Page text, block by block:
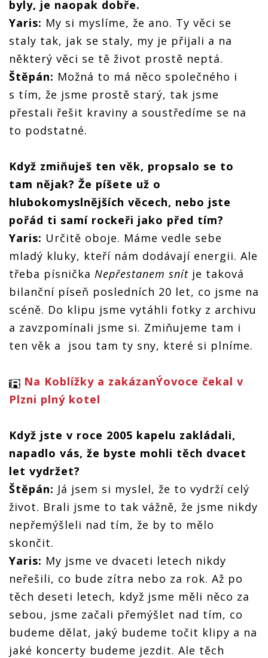
byly, je naopak dobře.
Yaris: My si myslíme, že ano. Ty věci se
staly tak, jak se staly, my je přijali a na
některý věci se tě život prostě neptá.
Štěpán: Možná to má něco společného i
s tím, že jsme prostě starý, tak jsme
přestali řešit kraviny a soustředíme se na
to podstatné.
Když zmiňuješ ten věk, propsalo se to
tam nějak? Že píšete už o
hlubokomyslnějších věcech, nebo jste
pořád ti samí rockeři jako před tím?
Yaris: Určitě oboje. Máme vedle sebe
mladý kluky, kteří nám dodávají energii. Ale
třeba písnička Nepřestanem snít je taková
bilanční píseň posledních 20 let, co jsme na
scéně. Do klipu jsme vytáhli fotky z archivu
a zavzpomínali jsme si. Zmiňujeme tam i
ten věk a jsou tam ty sny, které si plníme.
Na Koblížky a zakázanÝovoce čekal v
Plzni plný kotel
Když jste v roce 2005 kapelu zakládali,
napadlo vás, že byste mohli těch dvacet
let vydržet?
Štěpán: Já jsem si myslel, že to vydrží celý
život. Brali jsme to tak vážně, že jsme nikdy
nepřemýšleli nad tím, že by to mělo
skončit.
Yaris: My jsme ve dvaceti letech nikdy
neřešili, co bude zítra nebo za rok. Až po
těch deseti letech, když jsme měli něco za
sebou, jsme začali přemýšlet nad tím, co
budeme dělat, jaký budeme točit klipy a na
jaké koncerty budeme jezdit. Ale těch